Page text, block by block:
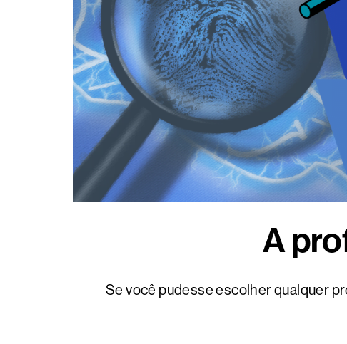
A
Se você pudesse escolher qualquer